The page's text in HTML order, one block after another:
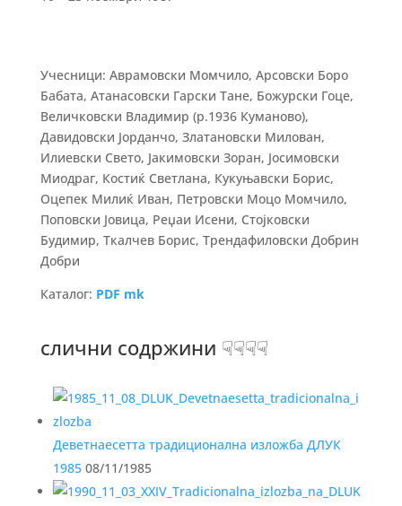
Учесници: Аврамовски Момчило, Арсовски Боро
Бабата, Атанасовски Гарски Тане, Божурски Гоце,
Величковски Владимир (р.1936 Куманово),
Давидовски Јорданчо, Златановски Милован,
Илиевски Свето, Јакимовски Зоран, Јосимовски
Миодраг, Костиќ Светлана, Кукуњавски Борис,
Оцепек Милиќ Иван, Петровски Моцо Момчило,
Поповски Јовица, Реџаи Исени, Стојковски
Будимир, Ткалчев Борис, Трендафиловски Добрин
Добри
Каталог: PDF mk
слични содржини ☟☟☟☟
Деветнаесетта традиционална изложба ДЛУК
198508/11/1985